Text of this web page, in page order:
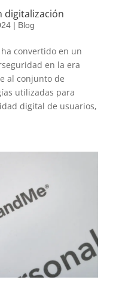
digitalización
| Blog
convertido en un
en la era
al conjunto de
utilizadas para
digital de usuarios,